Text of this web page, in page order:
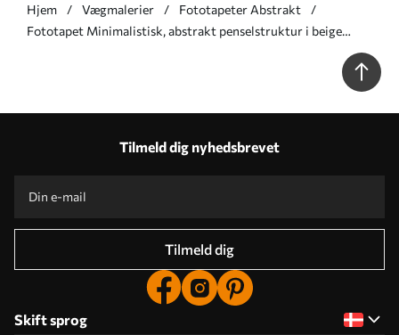
Hjem Vægmalerier
Fototapeter Abstrakt
Fototapet Minimalistisk, abstrakt penselstruktur i beige
Tilmeld dig nyhedsbrevet
Tilmeld dig
Skift sprog